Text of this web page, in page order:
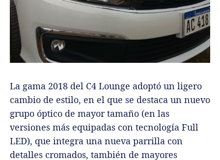
La gama 2018 del C4 Lounge adoptó un ligero
cambio de estilo, en el que se destaca un nuevo
grupo óptico de mayor tamaño (en las
versiones más equipadas con tecnología Full
LED), que integra una nueva parrilla con
detalles cromados, también de mayores